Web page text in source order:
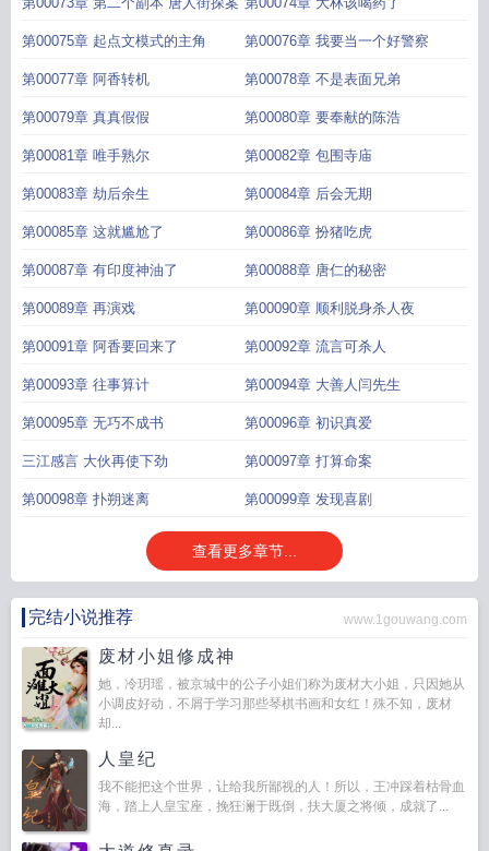
第00075章 起点文模式的主角 第00076章 我要当一个好警察
第00077章 阿香转机 第00078章 不是表面兄弟
第00079章 真真假假 第00080章 要奉献的陈浩
第00081章 唯手熟尔 第00082章 包围寺庙
第00083章 劫后余生 第00084章 后会无期
第00085章 这就尴尬了 第00086章 扮猪吃虎
第00087章 有印度神油了 第00088章 唐仁的秘密
第00089章 再演戏 第00090章 顺利脱身杀人夜
第00091章 阿香要回来了 第00092章 流言可杀人
第00093章 往事算计 第00094章 大善人闫先生
第00095章 无巧不成书 第00096章 初识真爱
三江感言 大伙再使下劲 第00097章 打算命案
第00098章 扑朔迷离 第00099章 发现喜剧
查看更多章节...
完结小说推荐 www.1gouwang.com
废材小姐修成神
她，冷玥瑶，被京城中的公子小姐们称为废材大小姐，只因她从
小调皮好动，不屑于学习那些琴棋书画和女红！殊不知，废材
却...
人皇纪
我不能把这个世界，让给我所鄙视的人！所以，王冲踩着枯骨血
海，踏上人皇宝座，挽狂澜于既倒，扶大厦之将倾，成就了...